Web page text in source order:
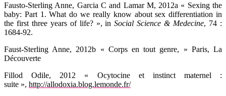
Fausto-Sterling Anne, Garcia C and Lamar M, 2012a « Sexing the
baby: Part 1. What do we really know about sex differentiation in
the first three years of life? », inSocial Science & Medecine, 74 :
1684-92.
Faust-Sterling Anne, 2012b « Corps en tout genre, » Paris, La
Découverte
Fillod Odile, 2012 « Ocytocine et instinct maternel :
suite », http://allodoxia.blog.lemonde.fr/